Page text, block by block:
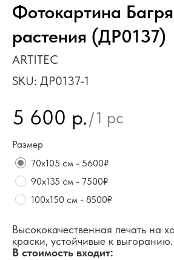
Фотокартина
растения (ДР0137)
ARTITEC
SKU: ДР0137-1
5 600 р./1 pc
Размер
70х105 см - 5600₽
90х135 см - 7500₽
100х150 см - 8500₽
Высококачественная печать на
краски, устойчивые к выгоранию.
В стоимость входит: